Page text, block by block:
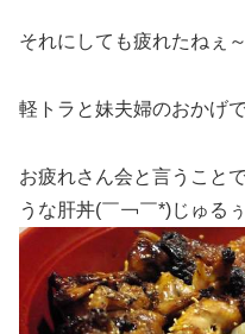
それにしても疲れたねぇ
軽トラと妹夫婦のおかげ
お疲れさん会と言うこと
うな肝丼(￣￢￣*)じゅる